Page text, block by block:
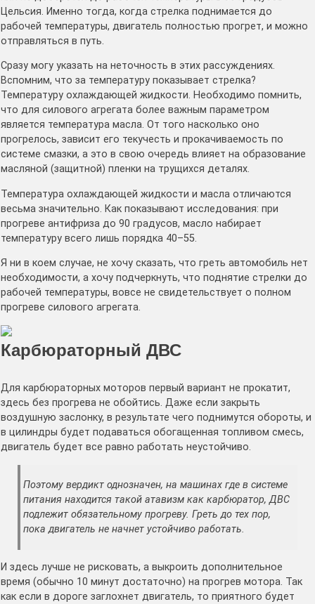
Цельсия. Именно тогда, когда стрелка поднимается до
рабочей температуры, двигатель полностью прогрет, и можно
отправляться в путь.
Сразу могу указать на неточность в этих рассуждениях.
Вспомним, что за температуру показывает стрелка?
Температуру охлаждающей жидкости. Необходимо помнить,
что для силового агрегата более важным параметром
является температура масла. От того насколько оно
прогрелось, зависит его текучесть и прокачиваемость по
системе смазки, а это в свою очередь влияет на образование
масляной (защитной) пленки на трущихся деталях.
Температура охлаждающей жидкости и масла отличаются
весьма значительно. Как показывают исследования: при
прогреве антифриза до 90 градусов, масло набирает
температуру всего лишь порядка 40–55.
Я ни в коем случае, не хочу сказать, что греть автомобиль нет
необходимости, а хочу подчеркнуть, что поднятие стрелки до
рабочей температуры, вовсе не свидетельствует о полном
прогреве силового агрегата.
Карбюраторный ДВС
Для карбюраторных моторов первый вариант не прокатит,
здесь без прогрева не обойтись. Даже если закрыть
воздушную заслонку, в результате чего поднимутся обороты, и
в цилиндры будет подаваться обогащенная топливом смесь,
двигатель будет все равно работать неустойчиво.
Поэтому вердикт однозначен, на машинах где в системе
питания находится такой атавизм как карбюратор, ДВС
подлежит обязательному прогреву. Греть до тех пор,
пока двигатель не начнет устойчиво работать.
И здесь лучше не рисковать, а выкроить дополнительное
время (обычно 10 минут достаточно) на прогрев мотора. Так
как если в дороге заглохнет двигатель, то приятного будет